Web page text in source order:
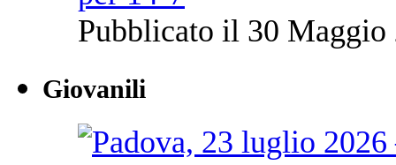
Pubblicato il 30 Maggio
Giovanili